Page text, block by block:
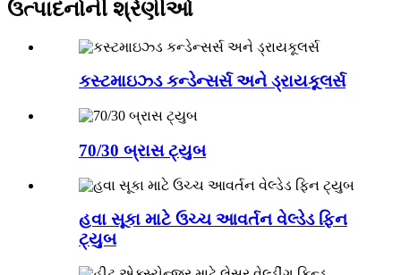
ઉત્પાદનોની શ્રેણીઓ
કસ્ટમાઇઝ્ડ કન્ડેન્સર્સ અને ડ્રાયકૂલર્સ
70/30 બ્રાસ ટ્યુબ
હવા સૂકા માટે ઉચ્ચ આવર્તન વેલ્ડેડ ફિન
ટ્યુબ